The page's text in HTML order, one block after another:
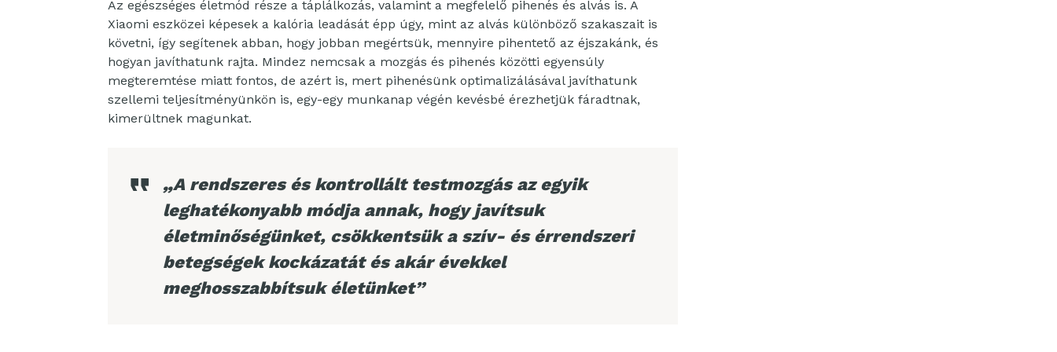
Az egészséges életmód része a táplálkozás, valamint a megfelelő pihenés és alvás is. A
Xiaomi eszközei képesek a kalória leadását épp úgy, mint az alvás különböző szakaszait is
követni, így segítenek abban, hogy jobban megértsük, mennyire pihentető az éjszakánk, és
hogyan javíthatunk rajta. Mindez nemcsak a mozgás és pihenés közötti egyensúly
megteremtése miatt fontos, de azért is, mert pihenésünk optimalizálásával javíthatunk
szellemi teljesítményünkön is, egy-egy munkanap végén kevésbé érezhetjük fáradtnak,
kimerültnek magunkat.
„A rendszeres és kontrollált testmozgás az egyik
leghatékonyabb módja annak, hogy javítsuk
életminőségünket, csökkentsük a szív- és érrendszeri
betegségek kockázatát és akár évekkel
meghosszabbítsuk életünket”